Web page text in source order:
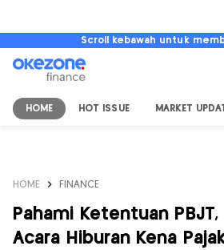
Scroll kebawah untuk
HOME HOT ISSUE MARKET
HOME FINANCE
Pahami Ketentuan
Acara Hiburan Kena